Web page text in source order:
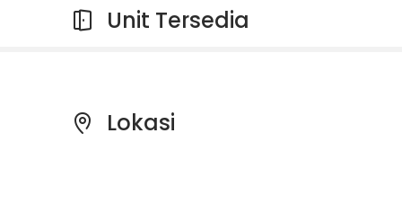
Unit Tersedia
Lokasi